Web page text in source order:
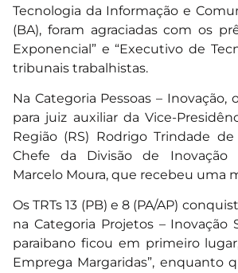
Tecnologia da Informação e
(BA), foram agraciadas com os
Exponencial” e “Executivo de
tribunais trabalhistas.
Na Categoria Pessoas – Inovação,
para juiz auxiliar da Vice-
Região (RS) Rodrigo Trindade
Chefe da Divisão de Inovação
Marcelo Moura, que recebeu uma
Os TRTs 13 (PB) e 8 (PA/AP)
na Categoria Projetos – Inovação
paraibano ficou em primeiro
Emprega Margaridas”, enquanto